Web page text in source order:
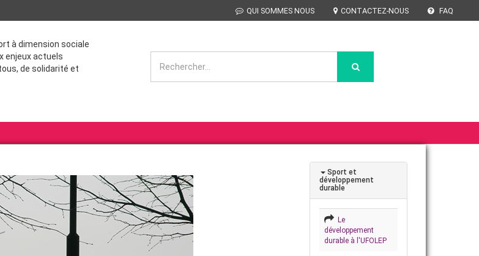
QUI SOMMES NOUS CONTACTEZ-NOUS FAQ
à dimension sociale
enjeux actuels
de solidarité et
Sport et
développement
durable
Le
développement
durable à l'UFOLEP